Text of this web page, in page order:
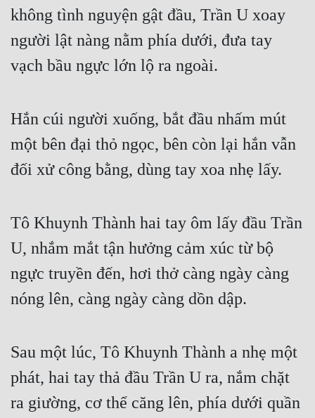
Thanh Xuân
Tiên Hiệp
Tiểu Thuyết
Triều Đấu
Trùng Sinh
Trọng Sinh
Vô Địch
Võng Du
Xuyên Không
Xuyên Nhanh
không tình nguyện gật đầu, Trần U xoay
người lật nàng nằm phía dưới, đưa tay
vạch bầu ngực lớn lộ ra ngoài.
Hắn cúi người xuống, bắt đầu nhấm mút
một bên đại thỏ ngọc, bên còn lại hắn vẫn
đối xử công bằng, dùng tay xoa nhẹ lấy.
Tô Khuynh Thành hai tay ôm lấy đầu Trần
U, nhắm mắt tận hưởng cảm xúc từ bộ
ngực truyền đến, hơi thở càng ngày càng
nóng lên, càng ngày càng dồn dập.
Sau một lúc, Tô Khuynh Thành a nhẹ một
phát, hai tay thả đầu Trần U ra, nắm chặt
ra giường, cơ thể căng lên, phía dưới quần